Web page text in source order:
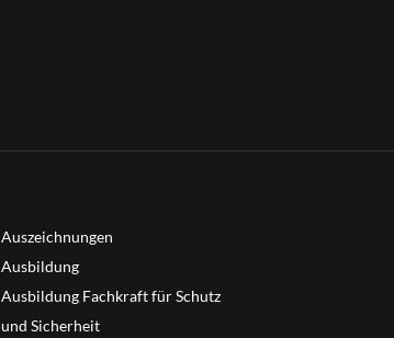
Auszeichnungen
Ausbildung
Ausbildung Fachkraft für Schutz
und Sicherheit